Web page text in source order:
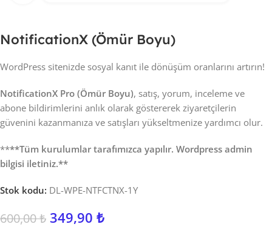
NotificationX (Ömür Boyu)
WordPress sitenizde sosyal kanıt ile dönüşüm oranlarını artırın!
NotificationX Pro (Ömür Boyu), satış, yorum, inceleme ve
abone bildirimlerini anlık olarak göstererek ziyaretçilerin
güvenini kazanmanıza ve satışları yükseltmenize yardımcı olur.
****Tüm kurulumlar tarafımızca yapılır. Wordpress admin
bilgisi iletiniz.**
Stok kodu: DL-WPE-NTFCTNX-1Y
600,00₺ 349,90 ₺